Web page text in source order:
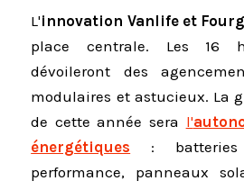
L'innovation Vanlife et
place centrale. Les 16
dévoileront des
modulaires et astucieux. La
de cette année sera l'
énergétiques : batteries
performance, panneaux